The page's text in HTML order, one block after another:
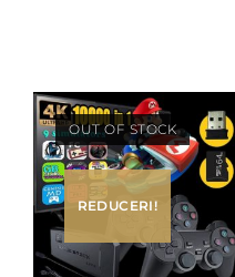
OUT OF STOCK
REDUCERI!